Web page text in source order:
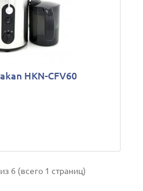
HKN-CFV60
6 (всего 1 страниц)